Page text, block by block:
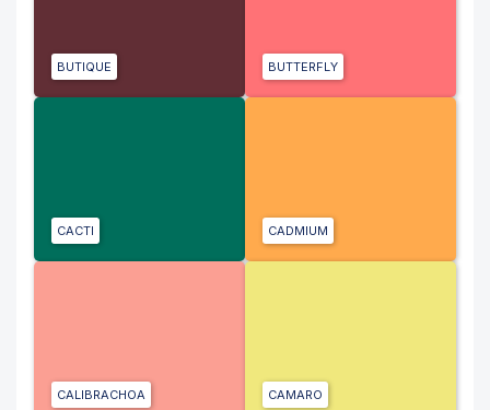
BUTIQUE BUTTERFLY
CACTI CADMIUM
CALIBRACHOA CAMARO